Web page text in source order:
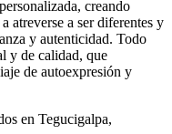
creando
atreverse a ser diferentes y
y autenticidad. Todo
y de calidad, que
de autoexpresión y
en Tegucigalpa,